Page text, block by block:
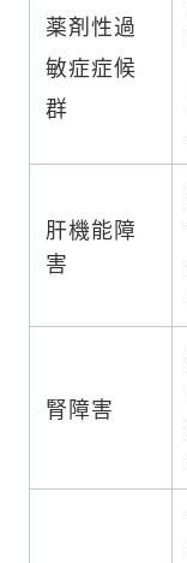
薬剤性過
敏症症候
群
肝機能障
害
腎障害